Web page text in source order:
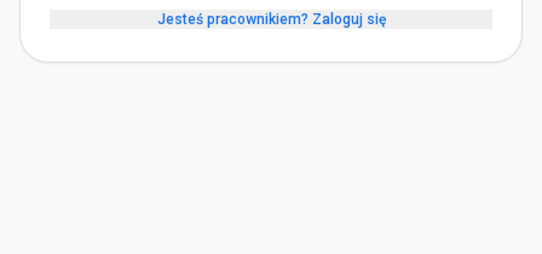
Jesteś pracownikiem? Zaloguj się